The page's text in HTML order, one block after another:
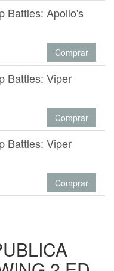
Battles: Apollo's
Comprar
Battles: Viper
Comprar
Battles: Viper
Comprar